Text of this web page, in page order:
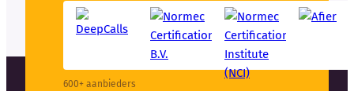
600+ aanbieders